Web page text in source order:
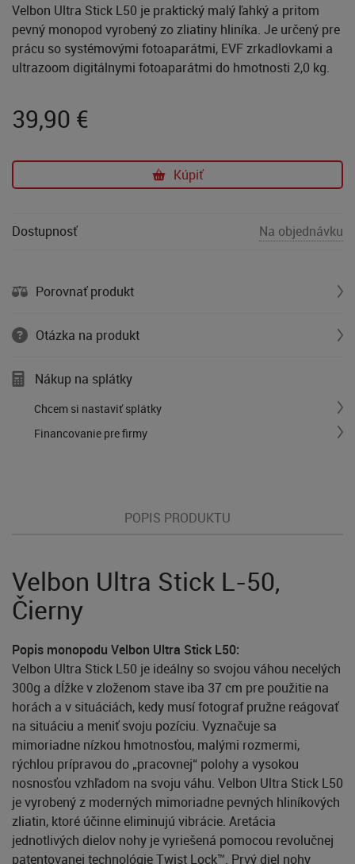
Velbon Ultra Stick L50 je praktický malý ľahký a pritom
pevný monopod vyrobený zo zliatiny hliníka. Je určený pre
prácu so systémovými fotoaparátmi, EVF zrkadlovkami a
ultrazoom digitálnymi fotoaparátmi do hmotnosti 2,0 kg.
39,90 €
Kúpiť
Dostupnosť Na objednávku
Porovnať produkt
Otázka na produkt
Nákup na splátky
Chcem si nastaviť splátky
Financovanie pre firmy
POPIS PRODUKTU
Velbon Ultra Stick L-50,
Čierny
Popis monopodu Velbon Ultra Stick L50:
Velbon Ultra Stick L50 je ideálny so svojou váhou necelých
300g a dĺžke v zloženom stave iba 37 cm pre použitie na
horách a v situáciách, kedy musí fotograf pružne reágovať
na situáciu a meniť svoju pozíciu. Vyznačuje sa
mimoriadne nízkou hmotnosťou, malými rozmermi,
rýchlou prípravou do „pracovnej“ polohy a vysokou
nosnosťou vzhľadom na svoju váhu. Velbon Ultra Stick L50
je vyrobený z moderných mimoriadne pevných hliníkových
zliatin, ktoré účinne eliminujú vibrácie. Aretácia
jednotlivých dielov nohy je vyriešená pomocou revolučnej
patentovanej technológie Twist Lock™. Prvý diel nohy